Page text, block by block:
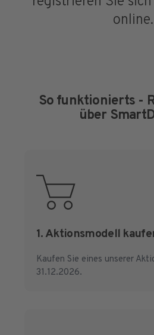
online.
So funktionierts -
über
1. Aktionsmodell
Kaufen Sie eines unserer
31.12.2026.